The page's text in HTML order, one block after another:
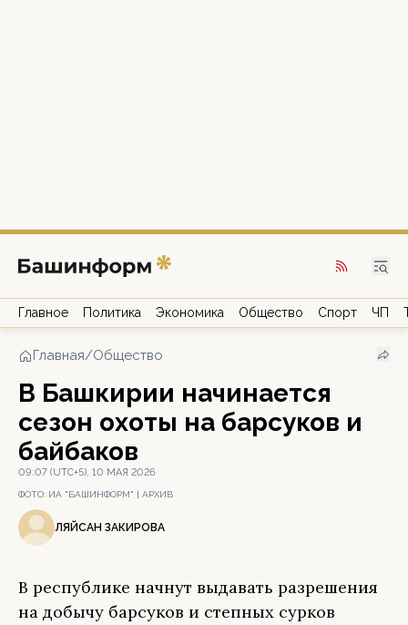
Главное Политика Экономика Общество Спорт ЧП
Главная/Общество
В Башкирии начинается
сезон охоты на барсуков и
байбаков
09:07 (UTC+5), 10 МАЯ 2026
ФОТО: ИА "БАШИНФОРМ" | АРХИВ
ЛЯЙСАН ЗАКИРОВА
В республике начнут выдавать разрешения
на добычу барсуков и степных сурков